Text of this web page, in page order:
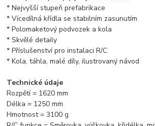
* Nejvyšší stupeň prefabrikace
* Vícedílná křídla se stabilním zasunutím
* Polomaketový podvozek a kola
* Skvělé detaily
* Příslušenství pro instalaci R/C
* Kola, táhla, malé díly, ilustrovaný návod
Technické údaje
Rozpětí = 1620 mm
Délka = 1250 mm
Hmotnost = 3100 g